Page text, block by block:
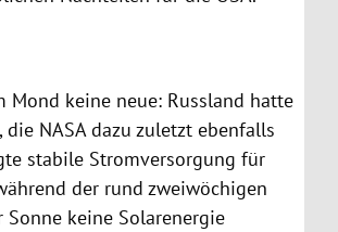
Mond keine neue: Russland hatte
NASA dazu zuletzt ebenfalls
stabile Stromversorgung für
der rund zweiwöchigen
keine Solarenergie